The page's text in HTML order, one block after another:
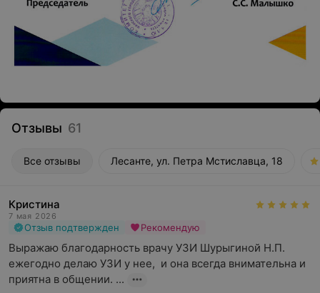
Отзывы 61
Все отзывы Лесанте, ул. Петра Мстиславца, 18
Кристина
7 мая 2026
Отзыв подтвержден Рекомендую
Выражаю благодарность врачу УЗИ Шурыгиной Н.П.
ежегодно делаю УЗИ у нее,  и она всегда внимательна и
приятна в общении. ...